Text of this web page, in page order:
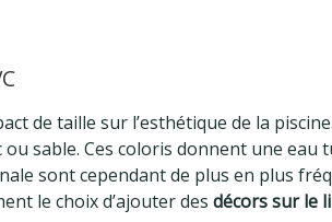
de taille sur l’esthétique de la
sable. Ces coloris donnent une eau
sont cependant de plus en plus
le choix d’ajouter des décors sur le